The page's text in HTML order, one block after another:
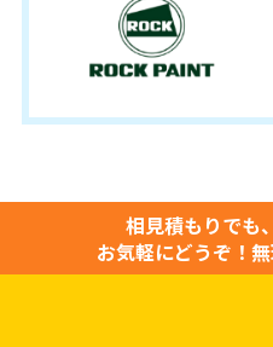
相見積もりでも
お気軽にどうぞ！